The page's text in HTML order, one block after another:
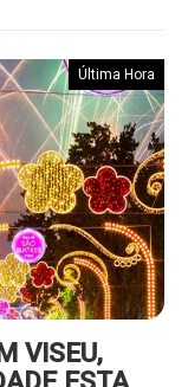
Última Hora
VISEU,